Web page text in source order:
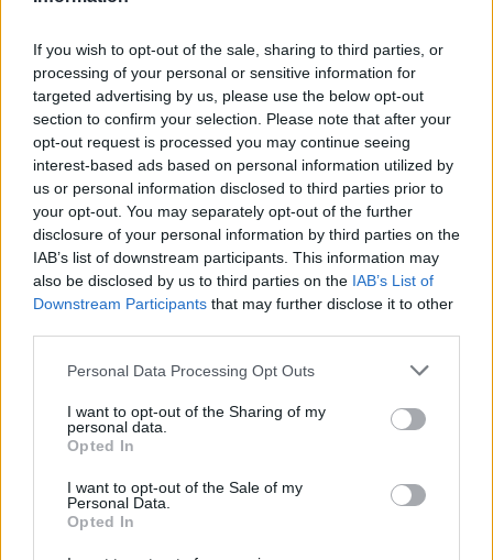
If you wish to opt-out of the sale, sharing to third parties, or
processing of your personal or sensitive information for
targeted advertising by us, please use the below opt-out
section to confirm your selection. Please note that after your
opt-out request is processed you may continue seeing
interest-based ads based on personal information utilized by
us or personal information disclosed to third parties prior to
your opt-out. You may separately opt-out of the further
disclosure of your personal information by third parties on the
IAB’s list of downstream participants. This information may
also be disclosed by us to third parties on the IAB’s List of
Downstream Participants that may further disclose it to other
Please note that this website/app uses one or more Google
not limited to your visit or usage behaviour. You may click to
grant or deny consent to Google and its third-party tags to
use your data for below specified purposes in below Google
consent section.
Personal Data Processing Opt Outs
I want to opt-out of the Sharing of my
personal data.
Opted In
I want to opt-out of the Sale of my
Personal Data.
Opted In
μέγεθος των ελαστικών. Το πλάτος μειώνεται
από τα 200 εκατοστά στα 190 εκατοστά, ενώ το
μεταξόνιο των μονοθεσίων από τα 360 εκατοστά
στα 340 εκατοστά. Ο Σίμοντς μάλιστα πιστεύει
πως μπορεί να επιτευχθεί ο στόχος των 330
εκατοστών.
Αεροδυναμική σε νέο επίπεδο
Οι προσομοιώσεις κάνουν λόγο για 40% μείωση
αεροδυναμικών εξαρτημάτων, που ακόμα δεν
έχει καθοριστεί το μέγεθός τους, η ταχύτητα των
αγωνιστικών θα είναι παραπλήσια με σήμερα.
Επιπλέον αλλαγές στην αρχιτεκτονική των
μονοθεσίων θα μειώσουν την επίδραση των
αεροδυναμικών βοηθημάτων όπως το DRS στις